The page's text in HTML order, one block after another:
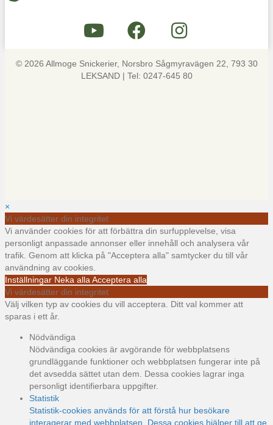
© 2026 Allmoge Snickerier, Norsbro Sågmyravägen 22, 793 30
LEKSAND | Tel: 0247-645 80
×
Vi värdesätter din integritet
Vi använder cookies för att förbättra din surfupplevelse, visa
personligt anpassade annonser eller innehåll och analysera vår
trafik. Genom att klicka på "Acceptera alla" samtycker du till vår
användning av cookies.
Inställningar Neka alla Acceptera alla
Vi värdesätter din integritet
Välj vilken typ av cookies du vill acceptera. Ditt val kommer att
sparas i ett år.
Nödvändiga
Nödvändiga cookies är avgörande för webbplatsens
grundläggande funktioner och webbplatsen fungerar inte på
det avsedda sättet utan dem. Dessa cookies lagrar inga
personligt identifierbara uppgifter.
Statistik
Statistik-cookies används för att förstå hur besökare
interagerar med webbplatsen. Dessa cookies hjälper till att ge